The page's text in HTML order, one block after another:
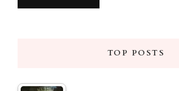
TOP POSTS